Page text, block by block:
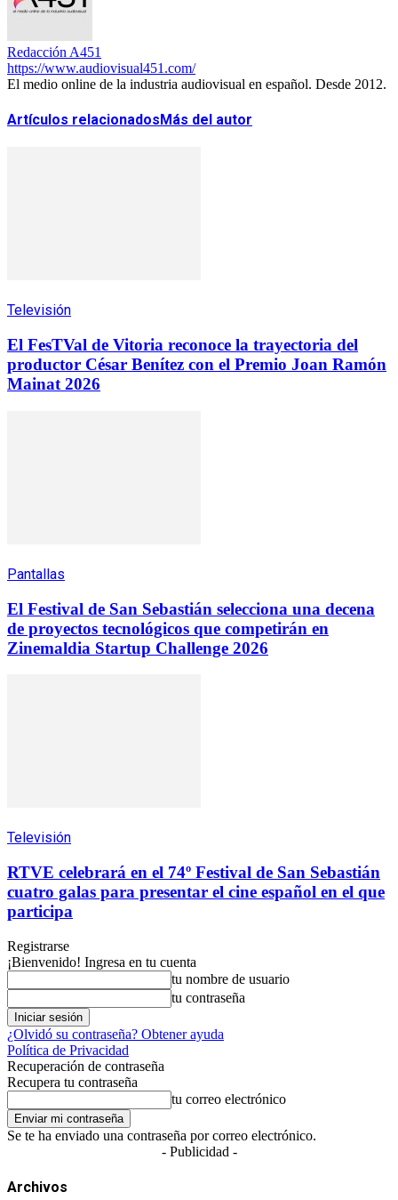
Redacción A451
https://www.audiovisual451.com/
El medio online de la industria audiovisual en español. Desde 2012.
Artículos relacionadosMás del autor
Televisión
El FesTVal de Vitoria reconoce la trayectoria del
productor César Benítez con el Premio Joan Ramón
Mainat 2026
Pantallas
El Festival de San Sebastián selecciona una decena
de proyectos tecnológicos que competirán en
Zinemaldia Startup Challenge 2026
Televisión
RTVE celebrará en el 74º Festival de San Sebastián
cuatro galas para presentar el cine español en el que
participa
Registrarse
¡Bienvenido! Ingresa en tu cuenta
tu nombre de usuario
tu contraseña
¿Olvidó su contraseña? Obtener ayuda
Política de Privacidad
Recuperación de contraseña
Recupera tu contraseña
tu correo electrónico
Se te ha enviado una contraseña por correo electrónico.
- Publicidad -
Archivos